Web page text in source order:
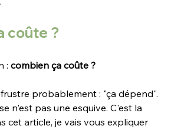
coûte ?
: combien ça coûte ?
probablement : "ça dépend".
n'est pas une esquive. C'est la
cet article, je vais vous expliquer